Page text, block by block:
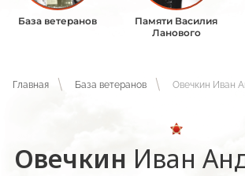
База ветеранов
Памяти Василия
Ланового
Главная База ветеранов Овечкин Иван
Овечкин Иван